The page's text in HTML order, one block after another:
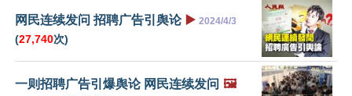
网民连续发问 招聘广告引舆论 ▶️ 2024/4/3
(27,740次)
一则招聘广告引爆舆论 网民连续发问 🖼️